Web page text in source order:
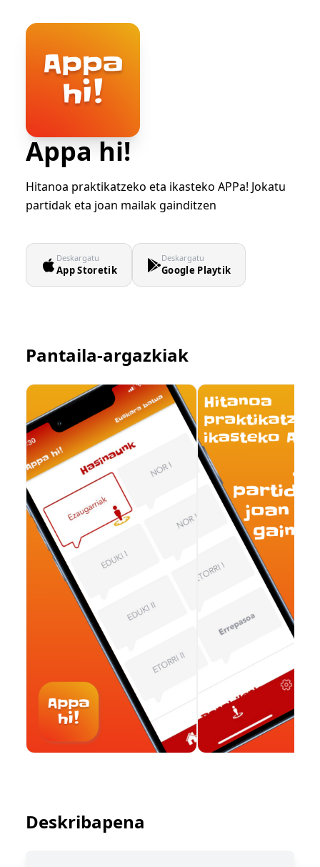
Appa hi!
Hitanoa praktikatzeko eta ikasteko APPa! Jokatu
partidak eta joan mailak gainditzen
Deskargatu
App Storetik
Deskargatu
Google Playtik
Pantaila-argazkiak
Deskribapena